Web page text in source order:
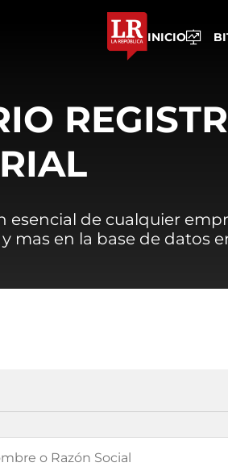
INICIO
esencial de cualquier
mas en la base de datos